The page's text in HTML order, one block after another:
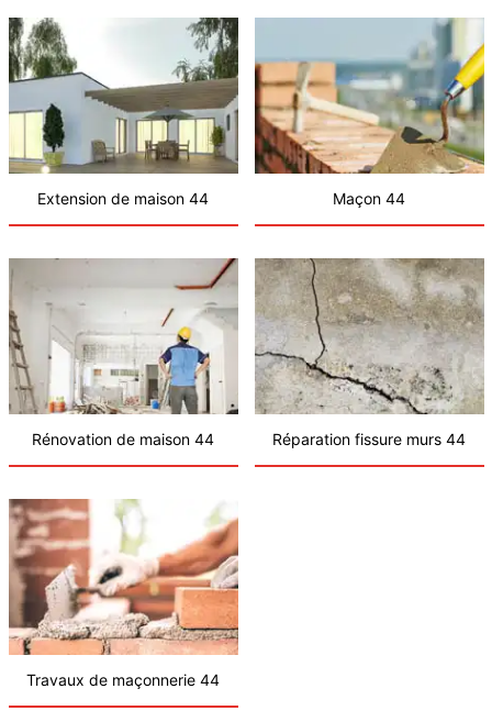
Extension de maison 44 Maçon 44
Rénovation de maison 44 Réparation fissure murs 44
Travaux de maçonnerie 44